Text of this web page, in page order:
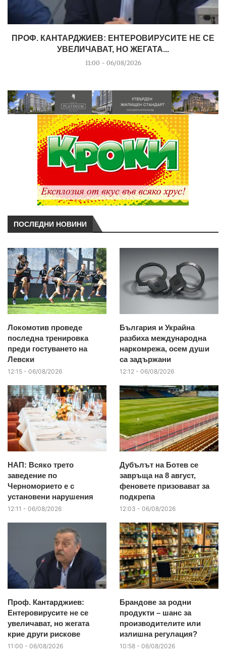
ПРОФ. КАНТАРДЖИЕВ: ЕНТЕРОВИРУСИТЕ НЕ СЕ
УВЕЛИЧАВАТ, НО ЖЕГАТА...
11:00 - 06/08/2026
ПОСЛЕДНИ НОВИНИ
Локомотив проведе
последна тренировка
преди гостуването на
Левски
12:15 - 06/08/2026
България и Украйна
разбиха международна
наркомрежа, осем души
са задържани
12:12 - 06/08/2026
НАП: Всяко трето
заведение по
Черноморието е с
установени нарушения
12:11 - 06/08/2026
Дубълът на Ботев се
завръща на 8 август,
феновете призовават за
подкрепа
12:03 - 06/08/2026
Проф. Кантарджиев:
Ентеровирусите не се
увеличават, но жегата
крие други рискове
11:00 - 06/08/2026
Брандове за родни
продукти – шанс за
производителите или
излишна регулация?
10:58 - 06/08/2026